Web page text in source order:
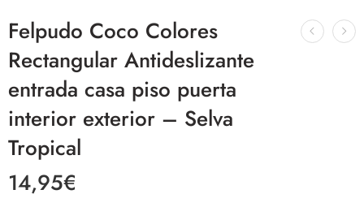
Felpudo Coco Colores
Rectangular Antideslizante
entrada casa piso puerta
interior exterior – Selva
Tropical
14,95€